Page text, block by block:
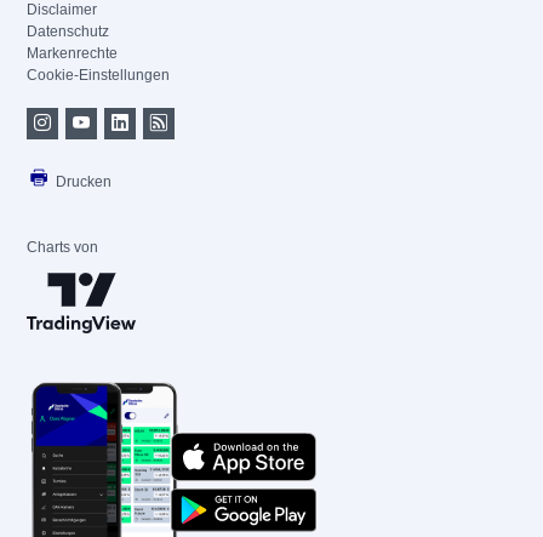
Disclaimer
Datenschutz
Markenrechte
Cookie-Einstellungen
Drucken
Charts von